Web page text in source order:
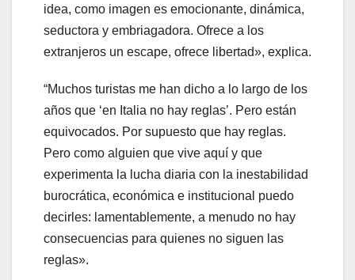
idea, como imagen es emocionante, dinámica,
seductora y embriagadora. Ofrece a los
extranjeros un escape, ofrece libertad», explica.
“Muchos turistas me han dicho a lo largo de los
años que ‘en Italia no hay reglas’. Pero están
equivocados. Por supuesto que hay reglas.
Pero como alguien que vive aquí y que
experimenta la lucha diaria con la inestabilidad
burocrática, económica e institucional puedo
decirles: lamentablemente, a menudo no hay
consecuencias para quienes no siguen las
reglas».